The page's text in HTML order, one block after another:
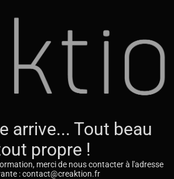
arrive... Tout beau
propre !
merci de nous contacter à l'adresse
: contact@creaktion.fr